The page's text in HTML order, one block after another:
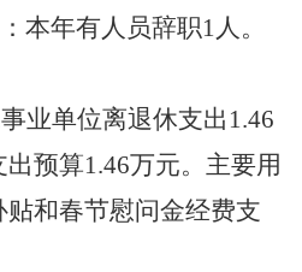
本年有人员辞职1人 。
业单位离退休支出1.46
出预算1.46万元。 主要用
贴和春节慰问金经费支